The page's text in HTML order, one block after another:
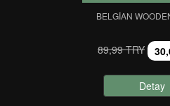
BELGIAN
89,99 TRY
Detay